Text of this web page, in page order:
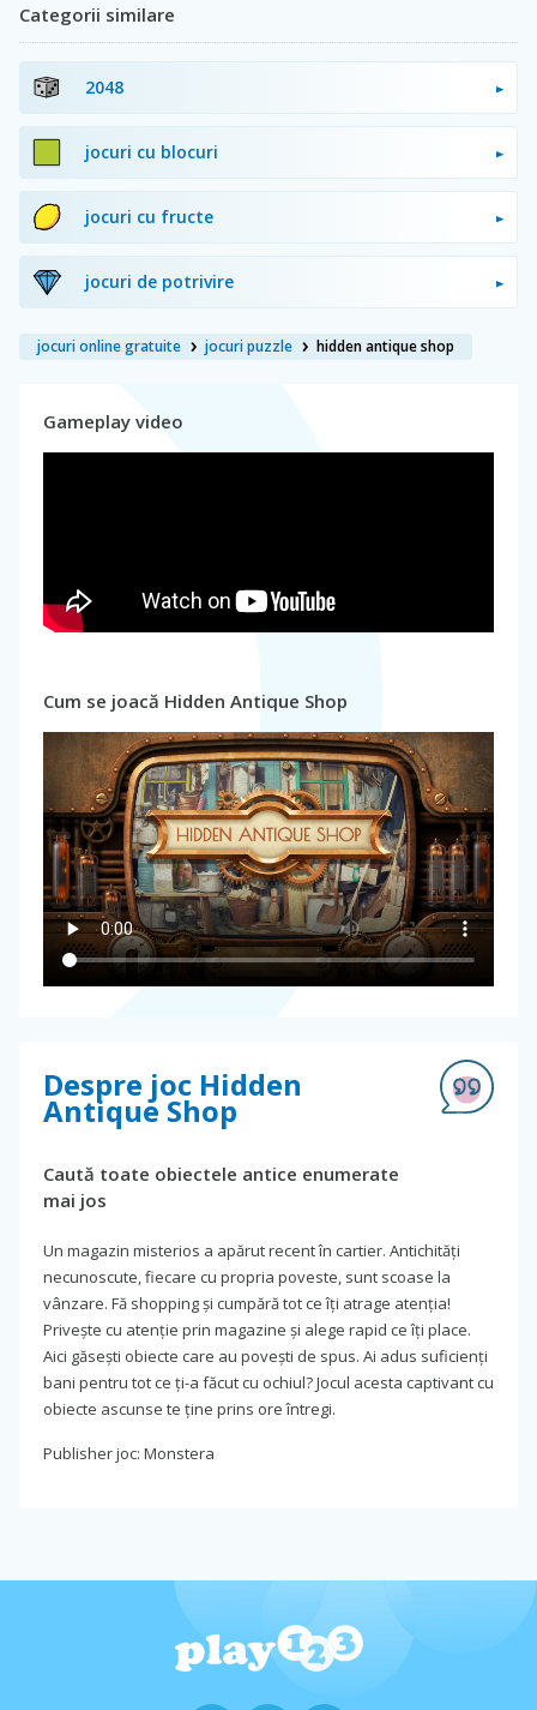
Categorii similare
2048
jocuri cu blocuri
jocuri cu fructe
jocuri de potrivire
jocuri online gratuite jocuri puzzle hidden antique shop
Gameplay video
Cum se joacă Hidden Antique Shop
Despre joc Hidden
Antique Shop
Caută toate obiectele antice enumerate
mai jos
Un magazin misterios a apărut recent în cartier. Antichități
necunoscute, fiecare cu propria poveste, sunt scoase la
vânzare. Fă shopping și cumpără tot ce îți atrage atenția!
Privește cu atenție prin magazine și alege rapid ce îți place.
Aici găsești obiecte care au povești de spus. Ai adus suficienți
bani pentru tot ce ți-a făcut cu ochiul? Jocul acesta captivant cu
obiecte ascunse te ține prins ore întregi.
Publisher joc: Monstera